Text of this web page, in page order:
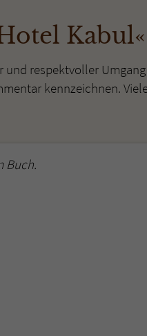
Kabul«
und respektvoller
kennzeichnen.
Buch.